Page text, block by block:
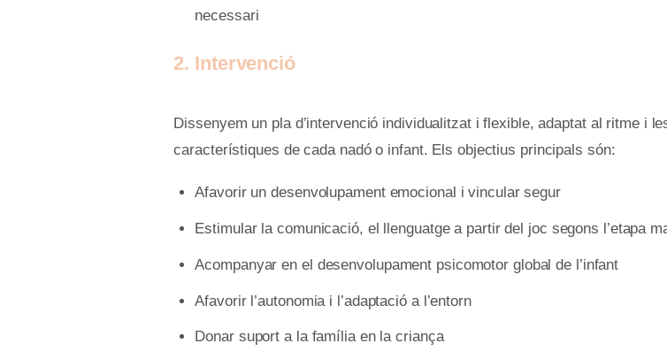
necessari
2. Intervenció
Dissenyem un pla d’intervenció individualitzat i flexible, adaptat al ritme i
característiques de cada nadó o infant. Els objectius principals són:
Afavorir un desenvolupament emocional i vincular segur
Estimular la comunicació, el llenguatge a partir del joc segons l’etapa
Acompanyar en el desenvolupament psicomotor global de l’infant
Afavorir l’autonomia i l’adaptació a l’entorn
Donar suport a la família en la criança